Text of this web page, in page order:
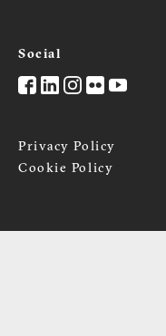
Social
Privacy Policy
Cookie Policy